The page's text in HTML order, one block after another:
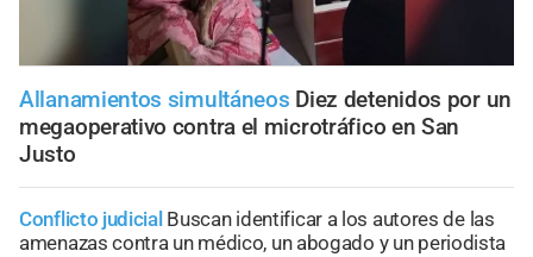
Allanamientos simultáneos Diez detenidos por un
megaoperativo contra el microtráfico en San
Justo
Conflicto judicial Buscan identificar a los autores de las
amenazas contra un médico, un abogado y un periodista